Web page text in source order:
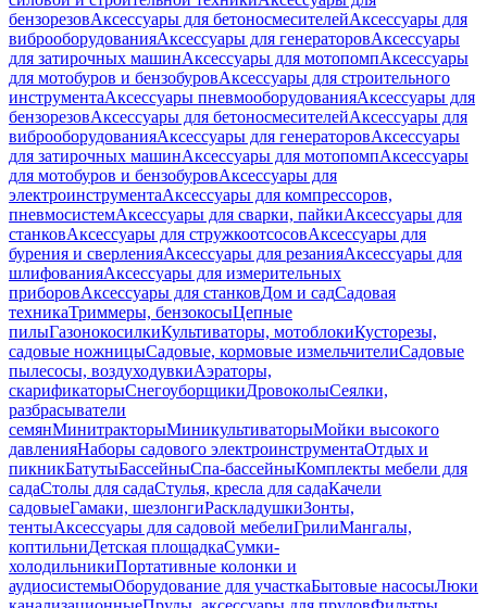
бензорезовАксессуары для бетоносмесителейАксессуары для
виброоборудованияАксессуары для генераторовАксессуары
для затирочных машинАксессуары для мотопомпАксессуары
для мотобуров и бензобуровАксессуары для строительного
инструментаАксессуары пневмооборудованияАксессуары для
бензорезовАксессуары для бетоносмесителейАксессуары для
виброоборудованияАксессуары для генераторовАксессуары
для затирочных машинАксессуары для мотопомпАксессуары
для мотобуров и бензобуровАксессуары для
электроинструментаАксессуары для компрессоров,
пневмосистемАксессуары для сварки, пайкиАксессуары для
станковАксессуары для стружкоотсосовАксессуары для
бурения и сверленияАксессуары для резанияАксессуары для
шлифованияАксессуары для измерительных
приборовАксессуары для станковДом и садСадовая
техникаТриммеры, бензокосыЦепные
пилыГазонокосилкиКультиваторы, мотоблокиКусторезы,
садовые ножницыСадовые, кормовые измельчителиСадовые
пылесосы, воздуходувкиАэраторы,
скарификаторыСнегоуборщикиДровоколыСеялки,
разбрасыватели
семянМинитракторыМиникультиваторыМойки высокого
давленияНаборы садового электроинструментаОтдых и
пикникБатутыБассейныСпа-бассейныКомплекты мебели для
садаСтолы для садаСтулья, кресла для садаКачели
садовыеГамаки, шезлонгиРаскладушкиЗонты,
тентыАксессуары для садовой мебелиГрилиМангалы,
коптильниДетская площадкаСумки-
холодильникиПортативные колонки и
аудиосистемыОборудование для участкаБытовые насосыЛюки